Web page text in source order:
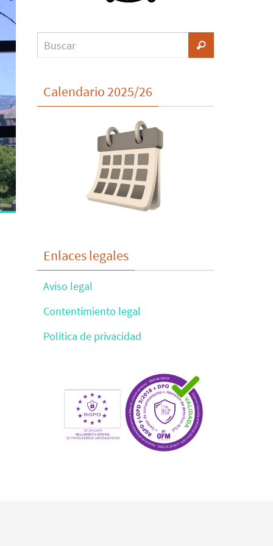
Calendario 2025/26
Enlaces legales
Aviso legal
Contentimiento legal
Política de privacidad